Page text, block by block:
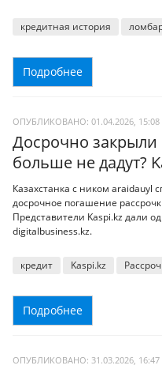
кредитная история
Подробнее
ОПУБЛИКОВАНО: 01.04.2026, 15:08
Досрочно закрыли
больше не дадут?
Казахстанка с ником araidauyl
досрочное погашение
Представители Kaspi.kz дали
digitalbusiness.kz.
кредит Kaspi.kz
Подробнее
ОПУБЛИКОВАНО: 31.03.2026, 16:47